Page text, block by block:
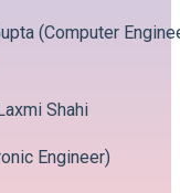
(Computer
Shahi
Engineer)